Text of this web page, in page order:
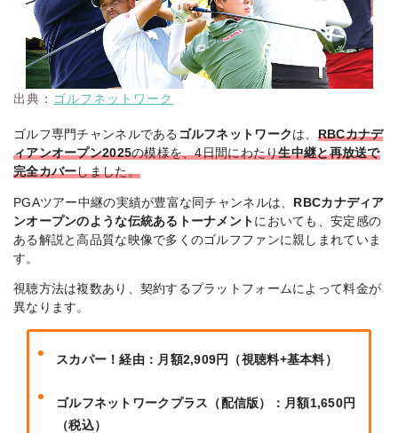
出典： ゴルフネットワーク
ゴルフ専門チャンネルである ゴルフネットワーク は、 RBCカナデ
ィアンオープン2025の模様を、4日間にわたり生中継と再放送で
完全カバーしました。
PGAツアー中継の実績が豊富な同チャンネルは、 RBCカナディア
ンオープンのような伝統あるトーナメント においても、安定感の
ある解説と高品質な映像で多くのゴルフファンに親しまれていま
す。
視聴方法は複数あり、契約するプラットフォームによって料金が
異なります。
スカパー！経由：月額2,909円（視聴料+基本料）
ゴルフネットワークプラス（配信版）：月額1,650円
（税込）